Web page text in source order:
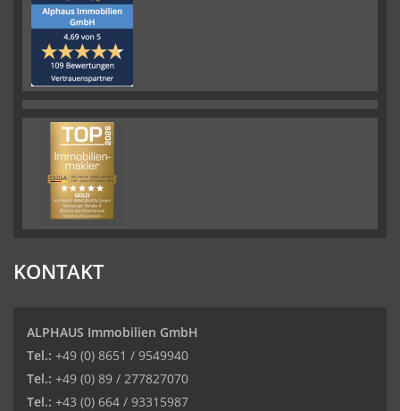
KONTAKT
ALPHAUS Immobilien GmbH
Tel.: +49 (0) 8651 / 9549940
Tel.: +49 (0) 89 / 277827070
Tel.: +43 (0) 664 / 93315987